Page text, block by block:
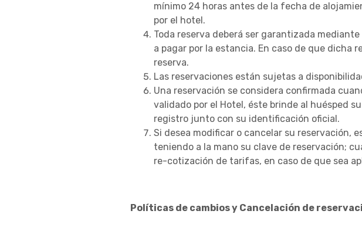
mínimo 24 horas antes de la fecha de
por el hotel.
Toda reserva deberá ser garantizada
a pagar por la estancia. En caso de que dicha
reserva.
Las reservaciones están sujetas a
Una reservación se considera confirmada
validado por el Hotel, éste brinde al huésped
registro junto con su identificación oficial.
Si desea modificar o cancelar su reservación,
teniendo a la mano su clave de reservación;
re-cotización de tarifas, en caso de que sea
Políticas de cambios y Cancelación de